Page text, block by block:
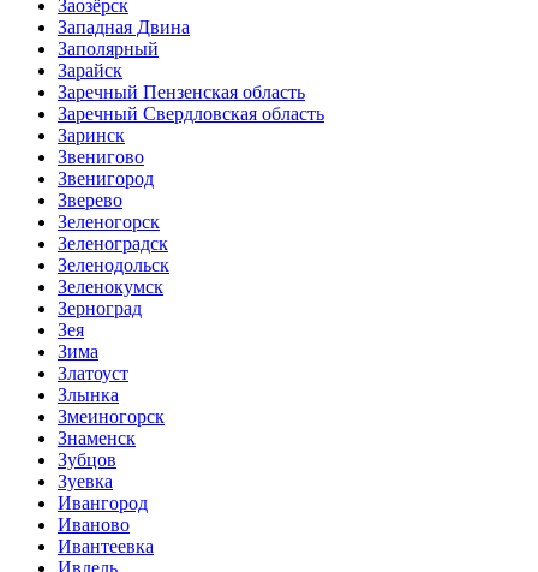
Заозёрск
Западная Двина
Заполярный
Зарайск
Заречный Пензенская область
Заречный Свердловская область
Заринск
Звенигово
Звенигород
Зверево
Зеленогорск
Зеленоградск
Зеленодольск
Зеленокумск
Зерноград
Зея
Зима
Златоуст
Злынка
Змеиногорск
Знаменск
Зубцов
Зуевка
Ивангород
Иваново
Ивантеевка
Ивдель